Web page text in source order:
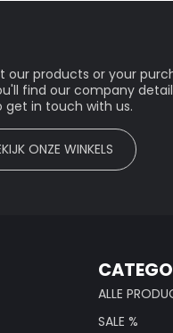
our products or your
find our company
in touch with us.
ONZE WINKELS
ALLE
SALE %